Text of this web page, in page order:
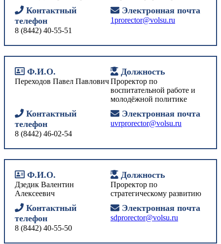
Контактный
телефон
8 (8442) 40-55-51
Электронная почта
1prorector@volsu.ru
Ф.И.О.
Переходов Павел Павлович
Должность
Проректор по
воспитательной работе и
молодёжной политике
Контактный
телефон
8 (8442) 46-02-54
Электронная почта
uvrprorector@volsu.ru
Ф.И.О.
Дзедик Валентин
Алексеевич
Должность
Проректор по
стратегическому развитию
Контактный
телефон
8 (8442) 40-55-50
Электронная почта
sdprorector@volsu.ru